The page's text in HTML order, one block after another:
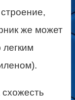
же может
легким